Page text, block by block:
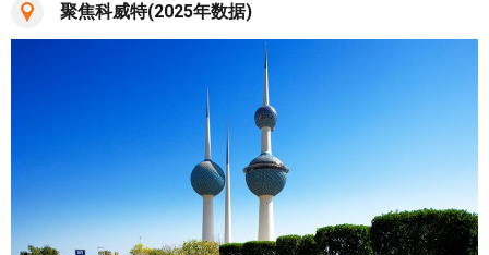
聚焦科威特(2025年数据)